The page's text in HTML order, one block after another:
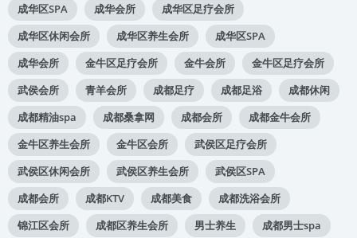
成华区SPA
成华会所
成华区足疗会所
成华区休闲会所
成华区养生会所
成华区SPA
成华会所
金牛区足疗会所 金牛会所
金牛区足疗会所
武侯会所
青羊会所 成都足疗 成都足浴
成都休闲
成都精油spa
成都桑拿网 成都会所
成都金牛会所
金牛区养生会所
金牛区会所
武侯区足疗会所
武侯区休闲会所
武侯区养生会所
武侯区SPA
成都会所
成都KTV 成都美食
成都洗浴会所
锦江区会所
成都区养生会所 男士养生 成都男士spa